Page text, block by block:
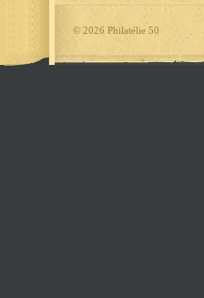
© 2026 Philatélie 50